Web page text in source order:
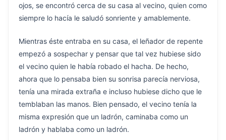
ojos, se encontró cerca de su casa al vecino, quien como
siempre lo hacía le saludó sonriente y amablemente.
Mientras éste entraba en su casa, el leñador de repente
empezó a sospechar y pensar que tal vez hubiese sido
el vecino quien le había robado el hacha. De hecho,
ahora que lo pensaba bien su sonrisa parecía nerviosa,
tenía una mirada extraña e incluso hubiese dicho que le
temblaban las manos. Bien pensado, el vecino tenía la
misma expresión que un ladrón, caminaba como un
ladrón y hablaba como un ladrón.